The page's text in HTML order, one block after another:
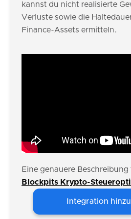
kannst du nicht realisierte
Verluste sowie die
Finance-Assets ermitteln.
Eine genauere
Blockpits Krypto-
Integration